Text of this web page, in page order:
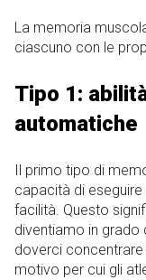
La memoria
ciascuno con le
Tipo 1:
automatiche
Il primo tipo di
capacità di
facilità. Questo
diventiamo in grado
doverci concentrare
motivo per cui gli